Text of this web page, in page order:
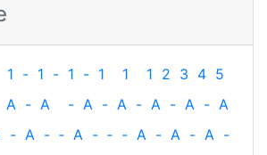
1 - 1 - 1 - 1 1 1 2 3 4 5
A - A - A - A - A - A - A
- A - ‐ A - ‐ - A - A - A -